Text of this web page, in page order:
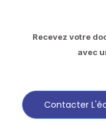
Recevez votre
avec
Contacter